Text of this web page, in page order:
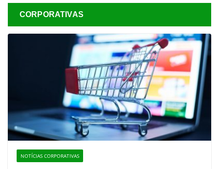
CORPORATIVAS
NOTÍCIAS CORPORATIVAS